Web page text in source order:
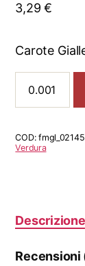
3,29€
Carote
Gialle
quantità
COD:fmgl_02145
Verdura
Descrizione
Recensioni